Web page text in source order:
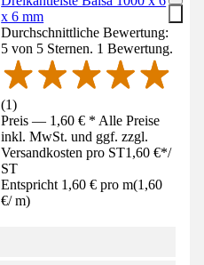
x 6 mm
Durchschnittliche Bewertung:
5 von 5 Sternen. 1 Bewertung.
(1)
Preis — 1,60 € * Alle Preise
inkl. MwSt. und ggf. zzgl.
Versandkosten pro ST1,60 €*/
ST
Entspricht 1,60 € pro m(1,60
€/ m)